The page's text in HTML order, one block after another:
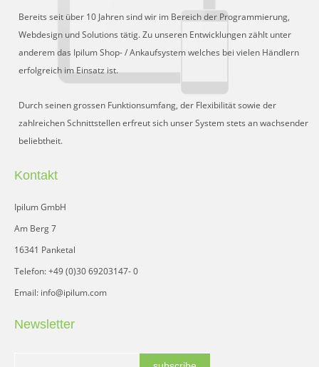
Bereits seit über 10 Jahren sind wir im Bereich der Programmierung,
Webdesign und Solutions tätig. Zu unseren Entwicklungen zählt unter
anderem das Ipilum Shop- / Ankaufsystem welches bei vielen Händlern
erfolgreich im Einsatz ist.
Durch seinen grossen Funktionsumfang, der Flexibilität sowie der
zahlreichen Schnittstellen erfreut sich unser System stets an wachsender
beliebtheit.
Kontakt
Ipilum GmbH
Am Berg 7
16341 Panketal
Telefon: +49 (0)30 69203147- 0
Email: info@ipilum.com
Newsletter